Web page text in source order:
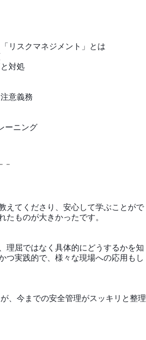
「リスクマネジメント」とは
対処
意義務
ーニング
－
えてくださり、安心して学ぶことがで
たものが大きかったです。
理屈ではなく具体的にどうするかを知
つ実践的で、様々な現場への応用もし
、今までの安全管理がスッキリと整理